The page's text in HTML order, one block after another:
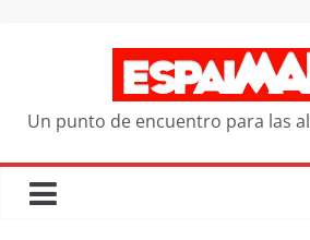
Un punto de encuentro para las